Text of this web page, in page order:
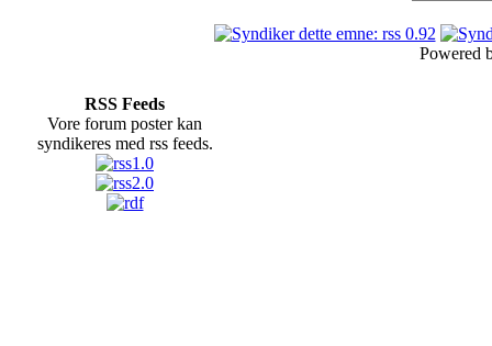
Powered
RSS Feeds
Vore forum poster kan
syndikeres med rss feeds.